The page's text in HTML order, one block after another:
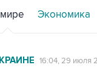
Экономика
16:04, 29 июля